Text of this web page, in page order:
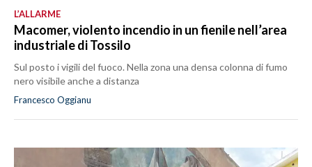
L’ALLARME
Macomer, violento incendio in un fienile nell’area
industriale di Tossilo
Sul posto i vigili del fuoco. Nella zona una densa colonna di fumo
nero visibile anche a distanza
Francesco Oggianu